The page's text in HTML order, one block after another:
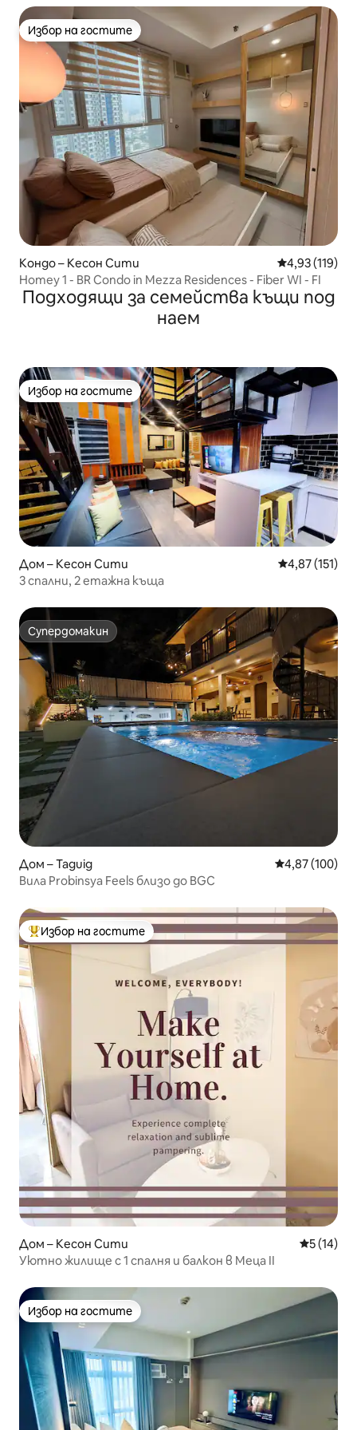
Избор на гостите
Избор на гостите
Кондо – Кесон Сити Средна
4,93 (119)
Homey 1 - BR Condo in Mezza Residences - Fiber WI - FI
Подходящи за семейства къщи под
наем
Избор на гостите
Избор на гостите
Дом – Кесон Сити Средна
4,87 (151)
3 спални, 2 етажна къща
Супердомакин
Супердомакин
Дом – Taguig Средна
4,87 (100)
Вила Probinsya Feels близо до BGC
Най-популярен избор на гостите
Избор на гостите
Дом – Кесон Сити Средна
5 (14)
Уютно жилище с 1 спалня и балкон в Меца II
Избор на гостите
Избор на гостите